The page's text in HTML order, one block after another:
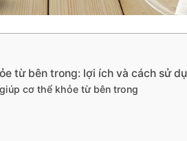
từ bên trong: lợi ích và cách sử
cơ thể khỏe từ bên trong